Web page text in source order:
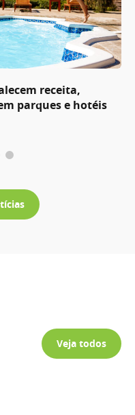
receita,
parques e hotéis
Veja todos